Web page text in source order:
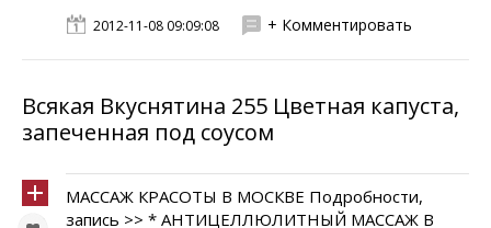
2012-11-08 09:09:08 + Комментировать
Всякая Вкуснятина 255 Цветная капуста,
запеченная под соусом
МАССАЖ КРАСОТЫ В МОСКВЕ Подробности,
запись >> * АНТИЦЕЛЛЮЛИТНЫЙ МАССАЖ В